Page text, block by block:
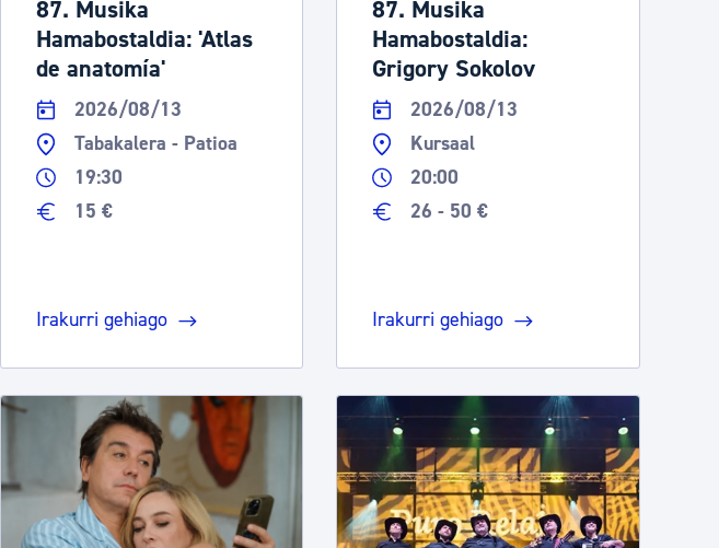
87. Musika
Hamabostaldia: 'Atlas
de anatomía'
2026/08/13
Tabakalera - Patioa
19:30
15 €
Irakurri gehiago
87. Musika
Hamabostaldia:
Grigory Sokolov
2026/08/13
Kursaal
20:00
26 - 50 €
Irakurri gehiago